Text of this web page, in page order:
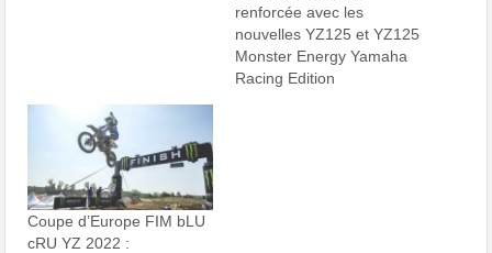
renforcée avec les
nouvelles YZ125 et YZ125
Monster Energy Yamaha
Racing Edition
Coupe d’Europe FIM bLU
cRU YZ 2022 :